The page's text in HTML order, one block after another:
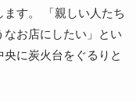
す。 「親しい人たち
お店にしたい」とい
に炭火台をぐるりと